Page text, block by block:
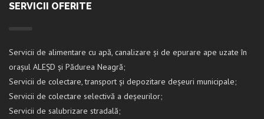
SERVICII OFERITE
Servicii de alimentare cu apă, canalizare și de epurare ape uzate în
orașul ALEȘD și Pădurea Neagră;
Servicii de colectare, transport și depozitare deșeuri municipale;
Servicii de colectare selectivă a deșeurilor;
Servicii de salubrizare stradală;